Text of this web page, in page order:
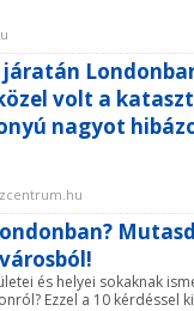
járatán
volt a
nagyot
és helyei sokaknak
Ezzel a 10 kérdéssel